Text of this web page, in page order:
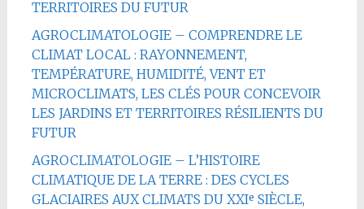
TERRITOIRES DU FUTUR
AGROCLIMATOLOGIE – COMPRENDRE LE
CLIMAT LOCAL : RAYONNEMENT,
TEMPÉRATURE, HUMIDITÉ, VENT ET
MICROCLIMATS, LES CLÉS POUR CONCEVOIR
LES JARDINS ET TERRITOIRES RÉSILIENTS DU
FUTUR
AGROCLIMATOLOGIE – L’HISTOIRE
CLIMATIQUE DE LA TERRE : DES CYCLES
GLACIAIRES AUX CLIMATS DU XXIᵉ SIÈCLE,